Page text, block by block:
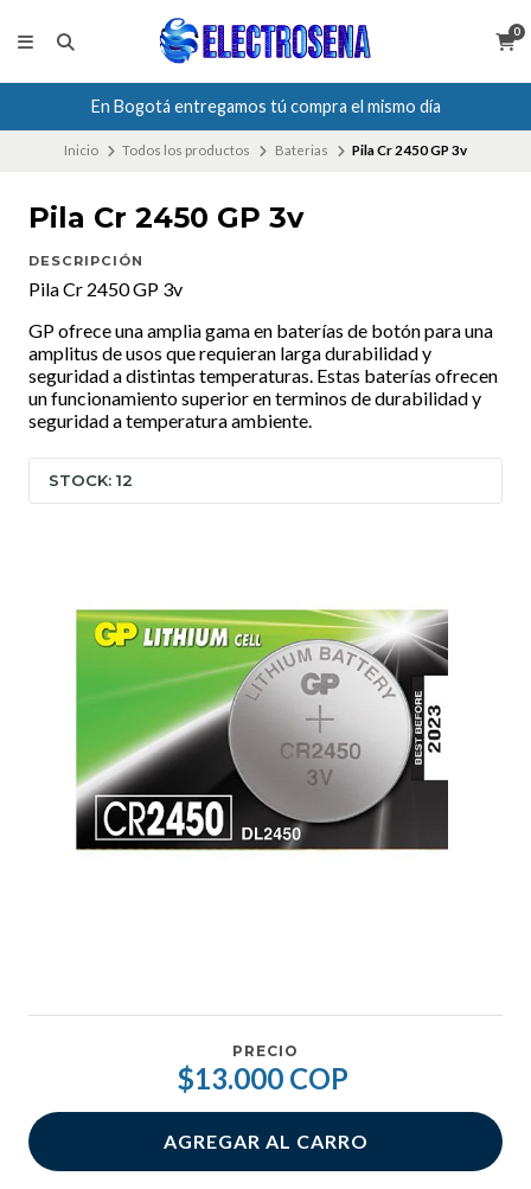
0
En Bogotá entregamos tú compra el mismo día
Inicio Todos los productos Baterias Pila Cr 2450 GP 3v
Pila Cr 2450 GP 3v
DESCRIPCIÓN
Pila Cr 2450 GP 3v
GP ofrece una amplia gama en baterías de botón para una
amplitus de usos que requieran larga durabilidad y
seguridad a distintas temperaturas. Estas baterías ofrecen
un funcionamiento superior en terminos de durabilidad y
seguridad a temperatura ambiente.
STOCK: 12
PRECIO
$13.000 COP
AGREGAR AL CARRO